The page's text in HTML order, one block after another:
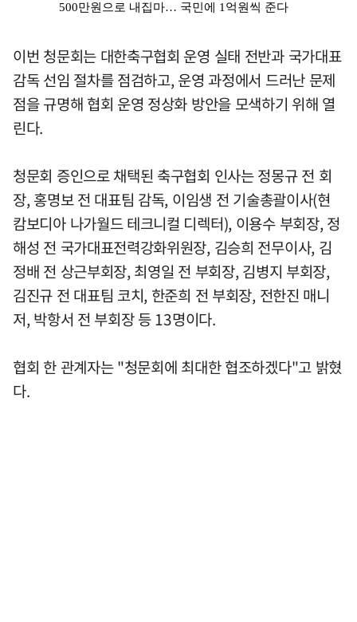
이번 청문회는 대한축구협회 운영 실태 전반과 국가대표
감독 선임 절차를 점검하고, 운영 과정에서 드러난 문제
점을 규명해 협회 운영 정상화 방안을 모색하기 위해 열
린다.
청문회 증인으로 채택된 축구협회 인사는 정몽규 전 회
장, 홍명보 전 대표팀 감독, 이임생 전 기술총괄이사(현
캄보디아 나가월드 테크니컬 디렉터), 이용수 부회장, 정
해성 전 국가대표전력강화위원장, 김승희 전무이사, 김
정배 전 상근부회장, 최영일 전 부회장, 김병지 부회장,
김진규 전 대표팀 코치, 한준희 전 부회장, 전한진 매니
저, 박항서 전 부회장 등 13명이다.
협회 한 관계자는 "청문회에 최대한 협조하겠다"고 밝혔
다.